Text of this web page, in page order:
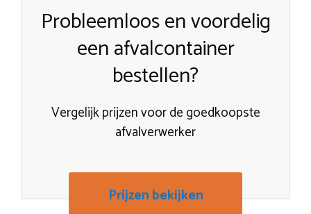
Probleemloos en voordelig
een afvalcontainer
bestellen?
Vergelijk prijzen voor de goedkoopste
afvalverwerker
Prijzen bekijken